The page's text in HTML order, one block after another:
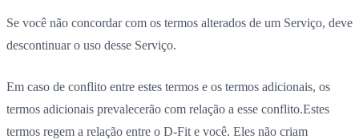
Se você não concordar com os termos alterados de um Serviço, deve
descontinuar o uso desse Serviço.
Em caso de conflito entre estes termos e os termos adicionais, os
termos adicionais prevalecerão com relação a esse conflito.Estes
termos regem a relação entre o D-Fit e você. Eles não criam